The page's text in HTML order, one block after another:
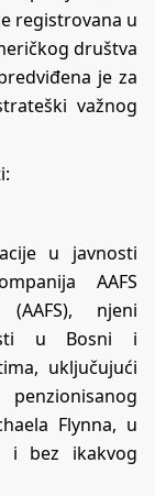
registrovana u
društva
je za
važnog
u javnosti
AAFS
njeni
u Bosni i
uključujući
Flynna, u
i bez ikakvog